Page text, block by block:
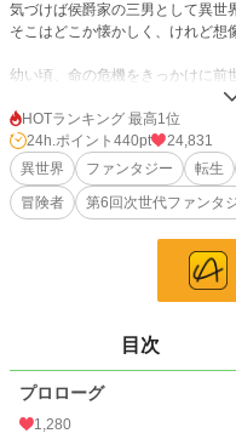
気づけば侯爵家の三男として異世
そこはどこか懐かしく、けれど
幼い頃、命の危機をきっかけに前
“とっておき”のチートで人生を再
剣も魔法も、知識も商才も、全て
そして12歳。ついに彼は“新たな
これは、理想を形にするために動
3,037 位 / 228,761
509 位 / 53,301 件
お気に入り
24h.ポイント
HOTランキング 最高1位
24h.ポイント 440pt
24,831
異世界
ファンタジー 転生
冒険者
第6回次世代ファンタ
目次
プロローグ
1,280